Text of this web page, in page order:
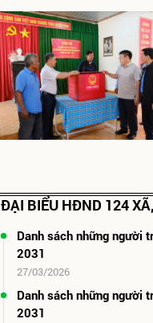
ĐẠI BIỂU HĐND 124
Danh sách những người
2031
27/03/2026
Danh sách những người
2031